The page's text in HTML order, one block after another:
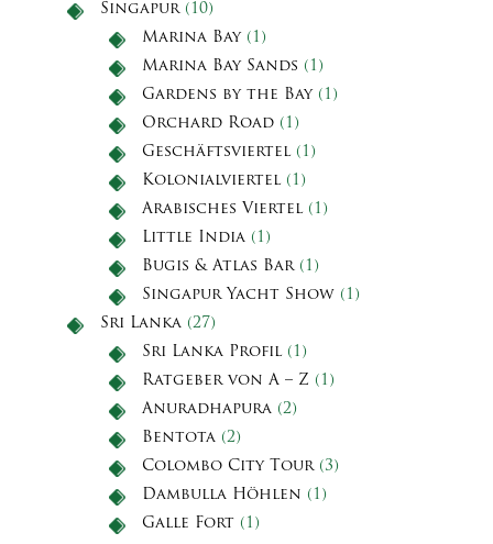
Singapur(10)
Marina Bay(1)
Marina Bay Sands (1)
Gardens by the Bay(1)
Orchard Road (1)
Geschäftsviertel (1)
Kolonialviertel (1)
Arabisches Viertel (1)
Little India (1)
Bugis & Atlas Bar(1)
Singapur Yacht Show (1)
Sri Lanka (27)
Sri Lanka Profil (1)
Ratgeber von A – Z (1)
Anuradhapura (2)
Bentota (2)
Colombo City Tour(3)
Dambulla Höhlen (1)
Galle Fort (1)